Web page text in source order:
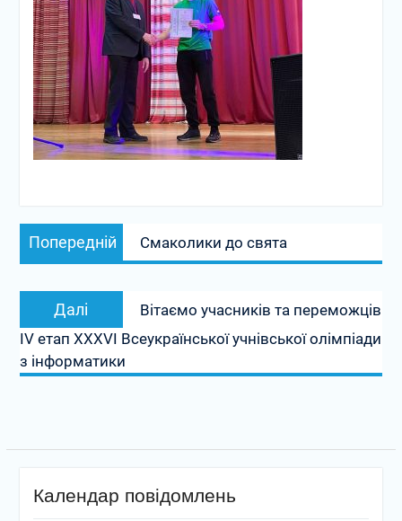
Навігація
записів
Попередній
запис:
Смаколики до свята
Далі
Наступний
запис:
Вітаємо учасників та переможців
IV етап XXXVI Всеукраїнської учнівської олімпіади
з інформатики
Календар повідомлень